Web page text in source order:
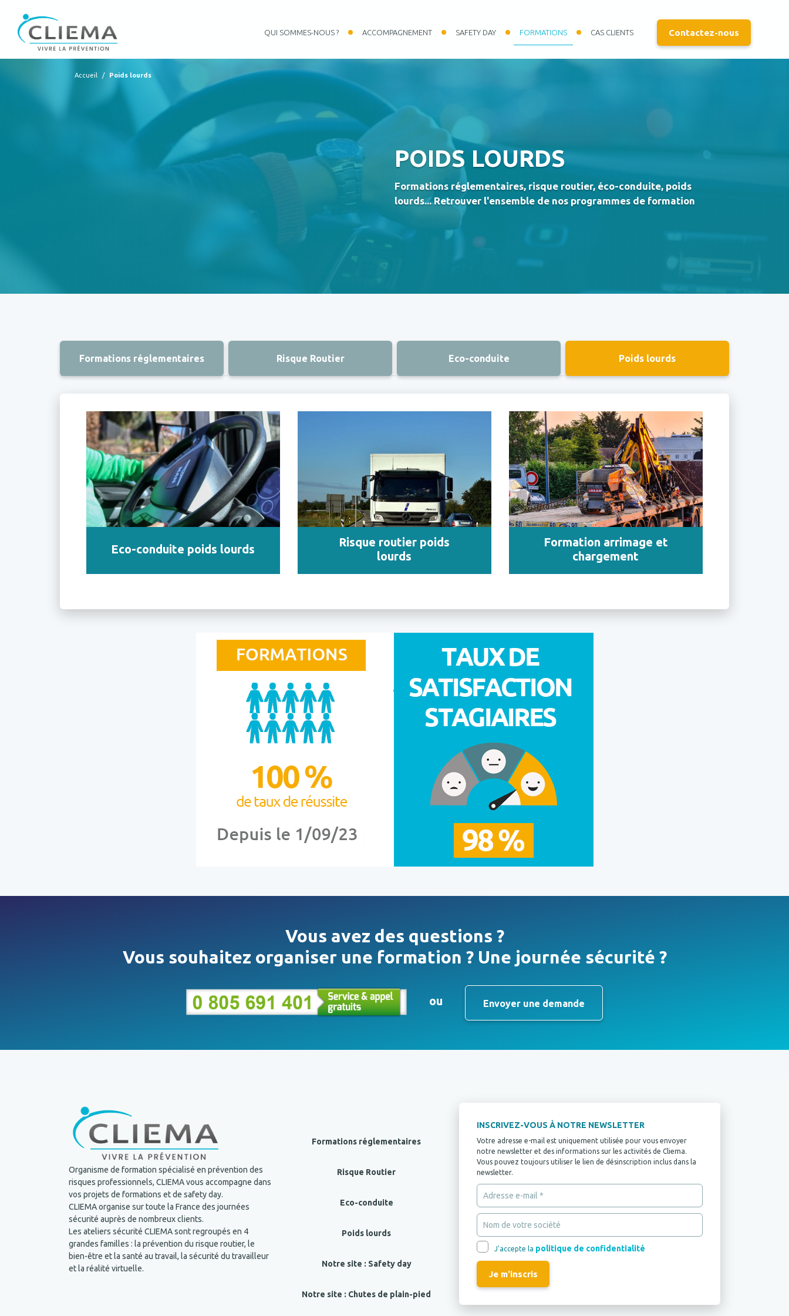
QUI SOMMES-NOUS ? ACCOMPAGNEMENT SAFETY DAY FORMATIONS CAS CLIENTS Contactez-nous
Accueil / Poids lourds
POIDS LOURDS
Formations réglementaires, risque routier, éco-conduite, poids
lourds... Retrouver l'ensemble de nos programmes de formation
Formations réglementaires Risque Routier Eco-conduite Poids lourds
Eco-conduite poids lourds
Risque routier poids
lourds
Formation arrimage et
chargement
Vous avez des questions ?
Vous souhaitez organiser une formation ? Une journée sécurité ?
ou Envoyer une demande
Organisme de formation spécialisé en prévention des
risques professionnels, CLIEMA vous accompagne dans
vos projets de formations et de safety day.
CLIEMA organise sur toute la France des journées
sécurité auprès de nombreux clients.
Les ateliers sécurité CLIEMA sont regroupés en 4
grandes familles : la prévention du risque routier, le
bien-être et la santé au travail, la sécurité du travailleur
et la réalité virtuelle.
Formations réglementaires
Risque Routier
Eco-conduite
Poids lourds
Notre site : Safety day
Notre site : Chutes de plain-pied
INSCRIVEZ-VOUS À NOTRE NEWSLETTER
Votre adresse e-mail est uniquement utilisée pour vous envoyer
notre newsletter et des informations sur les activités de Cliema.
Vous pouvez toujours utiliser le lien de désinscription inclus dans la
newsletter.
J'accepte la politique de confidentialité